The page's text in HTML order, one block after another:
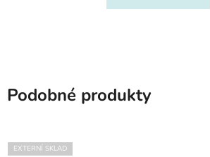
Podobné produkty
EXTERNÍ SKLAD